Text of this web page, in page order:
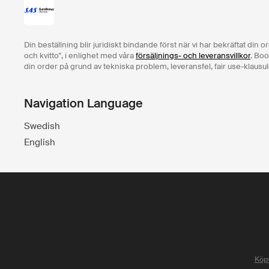
Din beställning blir juridiskt bindande först när vi har bekräftat din
och kvitto", i enlighet med våraförsäljnings- och leveransvillkor.
din order på grund av tekniska problem, leveransfel, fair use-
Navigation Language
Swedish
English